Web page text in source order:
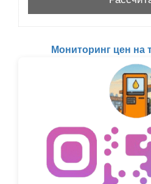
Мониторинг цен на